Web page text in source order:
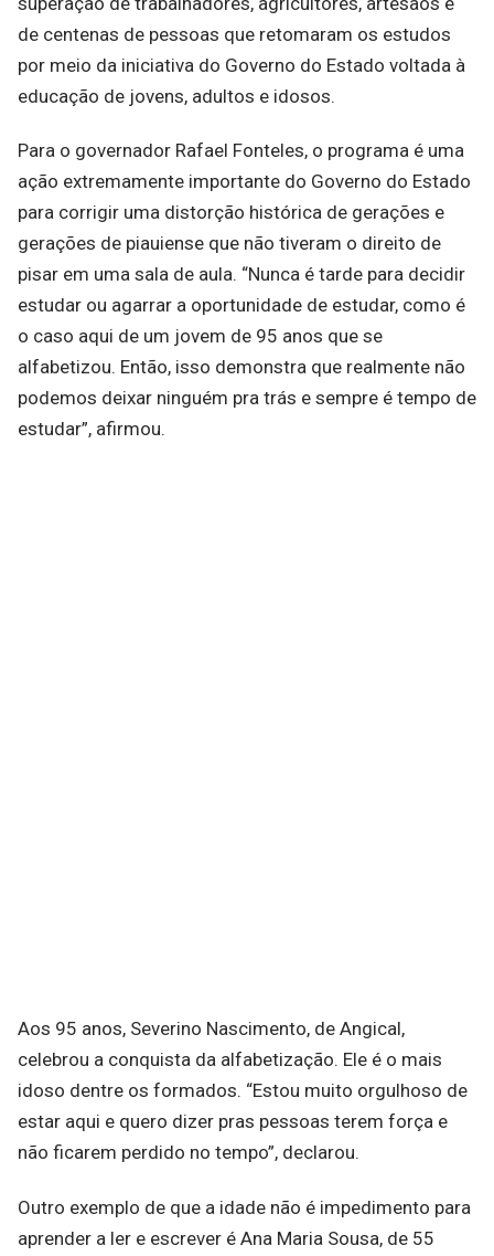
de centenas de pessoas que retomaram os estudos
por meio da iniciativa do Governo do Estado voltada à
educação de jovens, adultos e idosos.
Para o governador Rafael Fonteles, o programa é uma
ação extremamente importante do Governo do Estado
para corrigir uma distorção histórica de gerações e
gerações de piauiense que não tiveram o direito de
pisar em uma sala de aula. “Nunca é tarde para decidir
estudar ou agarrar a oportunidade de estudar, como é
o caso aqui de um jovem de 95 anos que se
alfabetizou. Então, isso demonstra que realmente não
podemos deixar ninguém pra trás e sempre é tempo de
estudar”, afirmou.
Aos 95 anos, Severino Nascimento, de Angical,
celebrou a conquista da alfabetização. Ele é o mais
idoso dentre os formados. “Estou muito orgulhoso de
estar aqui e quero dizer pras pessoas terem força e
não ficarem perdido no tempo”, declarou.
Outro exemplo de que a idade não é impedimento para
aprender a ler e escrever é Ana Maria Sousa, de 55